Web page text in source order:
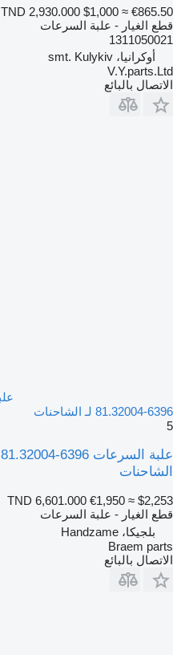
TND 2,930.000 $1,000 ≈ €865.50
قطع الغيار - علبة السرعات
1311050021
أوكرانيا، smt. Kulykiv
V.Y.parts.Ltd
الاتصال بالبائع
81.32004-6396 لـ الشاحنات
5
الشاحنات
TND 6,601.000 €1,950 ≈ $2,253
قطع الغيار - علبة السرعات
بلجيكا، Handzame
Braem parts
الاتصال بالبائع